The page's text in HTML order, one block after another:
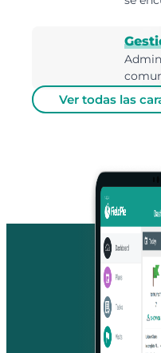
Ver todas las